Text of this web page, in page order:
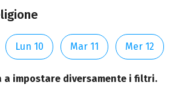
Lun 10 Mar 11 Mer 12
a impostare diversamente i filtri.